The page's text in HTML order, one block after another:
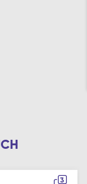
3